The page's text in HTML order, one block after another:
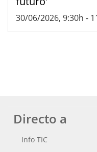
30/06/2026, 9:30h -
Directo a
Info TIC